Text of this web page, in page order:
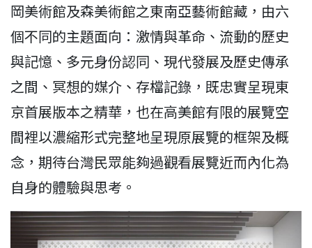
岡美術館及森美術館之東南亞藝術館藏，由六
個不同的主題面向：激情與革命、流動的歷史
與記憶、多元身份認同、現代發展及歷史傳承
之間、冥想的媒介、存檔記錄，既忠實呈現東
京首展版本之精華，也在高美館有限的展覽空
間裡以濃縮形式完整地呈現原展覽的框架及概
念，期待台灣民眾能夠過觀看展覽近而內化為
自身的體驗與思考。